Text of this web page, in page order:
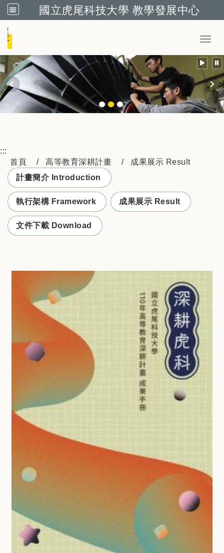
國立虎尾科技大學 教學發展中心
:::
首頁
高等教育深耕計畫
成果展示 Result
計畫簡介 Introduction
執行架構 Framework 成果展示 Result
文件下載 Download